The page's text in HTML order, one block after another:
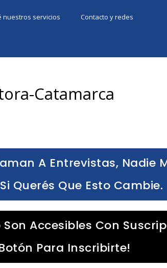
nuestros servicios Contacto y redes
Catamarca
A Entrevistas, Nadie
Querés Que Esto Cambie.
Accesibles Con
Para Inscribirte!